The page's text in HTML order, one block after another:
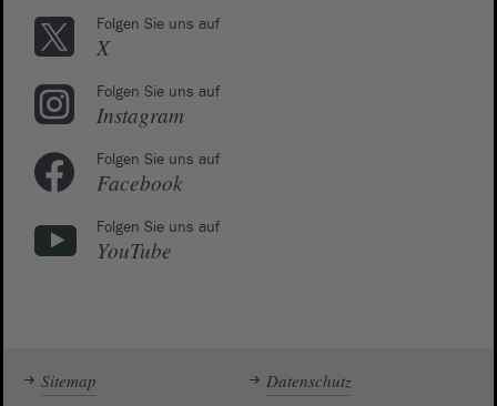
Folgen Sie uns auf
X
Folgen Sie uns auf
Instagram
Folgen Sie uns auf
Facebook
Folgen Sie uns auf
YouTube
Sitemap Datenschutz